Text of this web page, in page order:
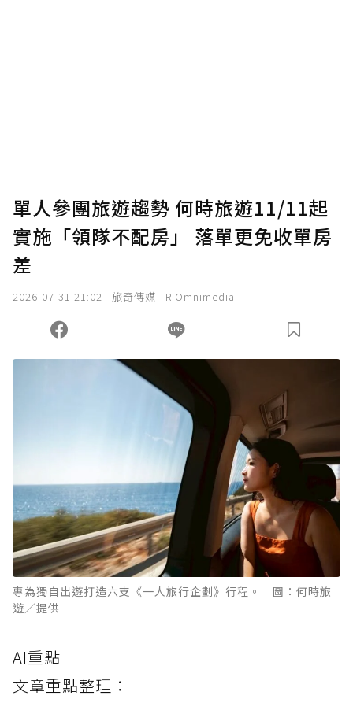
單人參團旅遊趨勢 何時旅遊11/11起
實施「領隊不配房」 落單更免收單房
差
2026-07-31 21:02 旅奇傳媒 TR Omnimedia
專為獨自出遊打造六支《一人旅行企劃》行程。 圖：何時旅
遊／提供
AI重點
文章重點整理：